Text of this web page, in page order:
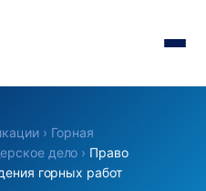
› Горная
дело › Право
горных работ